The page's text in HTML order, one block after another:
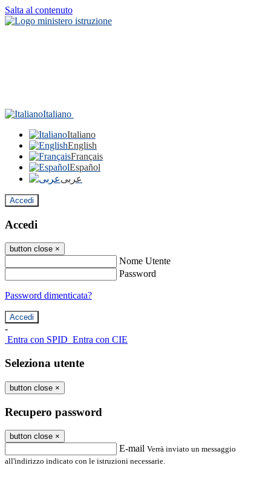
Salta al contenuto
Italiano
Italiano
English
Français
Español
عربى
Accedi
Accedi
button close ×
Nome Utente
Password
Password dimenticata?
-
Entra con SPID Entra con CIE
Seleziona utente
button close ×
Recupero password
button close ×
E-mail Verrà inviato un messaggio
all'indirizzo indicato con le istruzioni necessarie.